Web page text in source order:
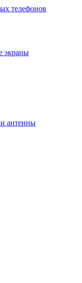
телефонов
экраны
антенны